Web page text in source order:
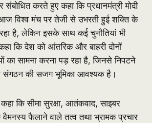
संबोधित करते हुए कहा कि प्रधानमंत्री मोदी
विश्व मंच पर तेजी से उभरती हुई शक्ति के
है, लेकिन इसके साथ कई चुनौतियां भी
कि देश को आंतरिक और बाहरी दोनों
का सामना करना पड़ रहा है, जिनसे निपटने
की सजग भूमिका आवश्यक है।
कहा कि सीमा सुरक्षा, आतंकवाद, साइबर
वैमनस्य फैलाने वाले तत्व तथा भ्रामक प्रचार